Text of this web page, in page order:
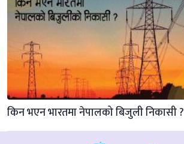
किन भएन भारतमा नेपालको बिजुली निकासी ?